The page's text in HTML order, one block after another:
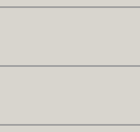
SKIP TO CONTENT